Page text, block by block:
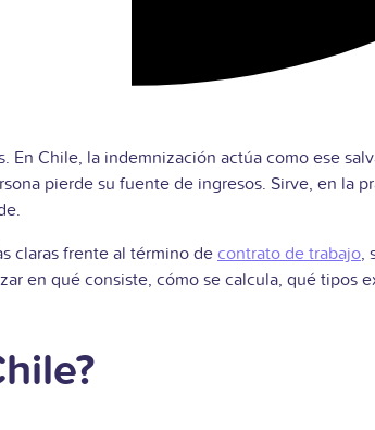
En Chile, la indemnización actúa como ese
pierde su fuente de ingresos. Sirve, en la
claras frente al término de contrato de trabajo,
en qué consiste, cómo se calcula, qué